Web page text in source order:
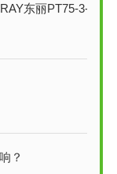
3-12.7超声波换能器
？